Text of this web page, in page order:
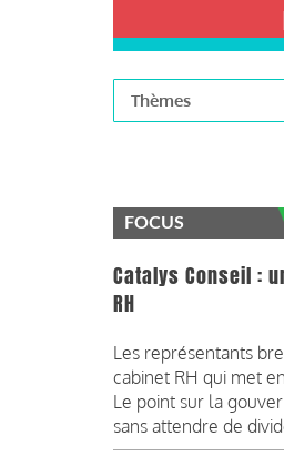
Thèmes
FOCUS
Catalys Conseil :
RH
Les représentants
cabinet RH qui met
Le point sur la
sans attendre de